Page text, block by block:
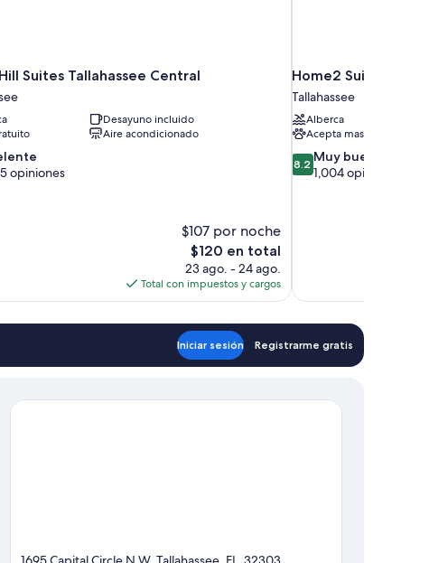
Suites Tallahassee Central
Desayuno incluido
Aire acondicionado
opiniones
$107 por noche
El
precio
actual
es
$120
$120 en total
23 ago. - 24 ago.
Total con impuestos y cargos
Home2 Suites by
Tallahassee
Alberca
Acepta mascotas
8.2
de
8.2 Muy bueno
1,004 opiniones
Iniciar sesión Registrarme gratis